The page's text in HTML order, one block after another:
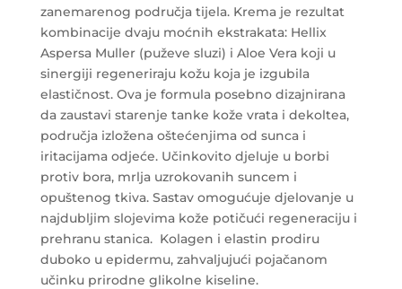
zanemarenog područja tijela. Krema je rezultat
kombinacije dvaju moćnih ekstrakata: Hellix
Aspersa Muller (puževe sluzi) i Aloe Vera koji u
sinergiji regeneriraju kožu koja je izgubila
elastičnost. Ova je formula posebno dizajnirana
da zaustavi starenje tanke kože vrata i dekoltea,
područja izložena oštećenjima od sunca i
iritacijama odjeće. Učinkovito djeluje u borbi
protiv bora, mrlja uzrokovanih suncem i
opuštenog tkiva. Sastav omogućuje djelovanje u
najdubljim slojevima kože potičući regeneraciju i
prehranu stanica. Kolagen i elastin prodiru
duboko u epidermu, zahvaljujući pojačanom
učinku prirodne glikolne kiseline.